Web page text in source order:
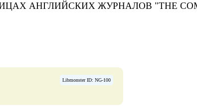
АНГЛИЙСКИХ ЖУРНАЛОВ "THE
Libmonster ID: NG-100